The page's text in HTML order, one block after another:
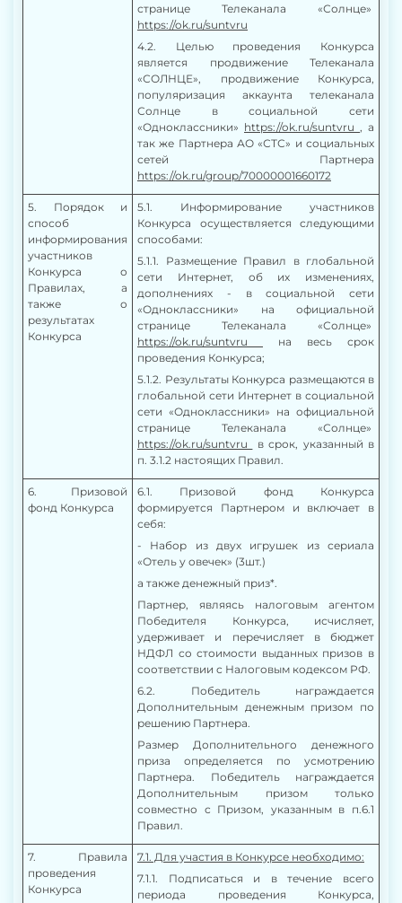
странице Телеканала «Солнце»
https://ok.ru/suntvru
4.2. Целью проведения Конкурса
является продвижение Телеканала
«СОЛНЦЕ», продвижение Конкурса,
популяризация аккаунта телеканала
Солнце в социальной сети
«Одноклассники» https://ok.ru/suntvru , а
так же Партнера АО «СТС» и социальных
сетей Партнера
https://ok.ru/group/70000001660172
5. Порядок и
способ
информирования
участников
Конкурса о
Правилах, а
также о
результатах
Конкурса
5.1. Информирование участников
Конкурса осуществляется следующими
способами:
5.1.1. Размещение Правил в глобальной
сети Интернет, об их изменениях,
дополнениях - в социальной сети
«Одноклассники» на официальной
странице Телеканала «Солнце»
https://ok.ru/suntvru
на весь срок
проведения Конкурса;
5.1.2. Результаты Конкурса размещаются в
глобальной сети Интернет в социальной
сети «Одноклассники» на официальной
странице Телеканала «Солнце»
https://ok.ru/suntvru
в срок, указанный в
п. 3.1.2 настоящих Правил.
6. Призовой
фонд Конкурса
6.1. Призовой фонд Конкурса
формируется Партнером и включает в
себя:
- Набор из двух игрушек из сериала
«Отель у овечек» (3шт.)
а также денежный приз*.
Партнер, являясь налоговым агентом
Победителя Конкурса, исчисляет,
удерживает и перечисляет в бюджет
НДФЛ со стоимости выданных призов в
соответствии с Налоговым кодексом РФ.
6.2. Победитель награждается
Дополнительным денежным призом по
решению Партнера.
Размер Дополнительного денежного
приза определяется по усмотрению
Партнера. Победитель награждается
Дополнительным призом только
совместно с Призом, указанным в п.6.1
Правил.
7. Правила
проведения
Конкурса
7.1. Для участия в Конкурсе необходимо:
7.1.1. Подписаться и в течение всего
периода проведения Конкурса,